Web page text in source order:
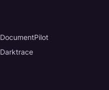
DocumentPilot
Darktrace